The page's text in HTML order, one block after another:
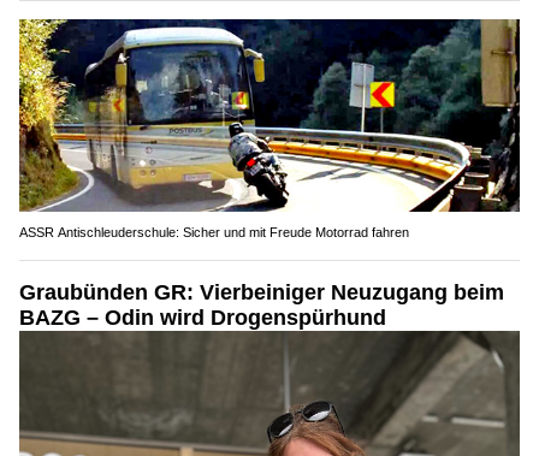
ASSR Antischleuderschule: Sicher und mit Freude Motorrad fahren
Graubünden GR: Vierbeiniger Neuzugang beim
BAZG – Odin wird Drogenspürhund